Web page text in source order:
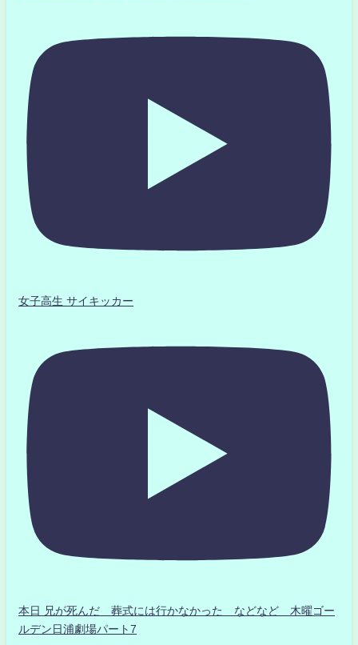
女子高生 サイキッカー
本日 兄が死んだ 葬式には行かなかった などなど 木曜ゴー
ルデン日浦劇場パート7